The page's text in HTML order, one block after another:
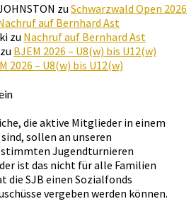
zu Schwarzwald Open 2026
auf Bernhard Ast
zu Nachruf auf Bernhard Ast
zu BJEM 2026 – U8(w) bis U12(w)
2026 – U8(w) bis U12(w)
die aktive Mitglieder in einem
sollen an unseren
Jugendturnieren
ist das nicht für alle Familien
die SJB einen Sozialfonds
vergeben werden können.